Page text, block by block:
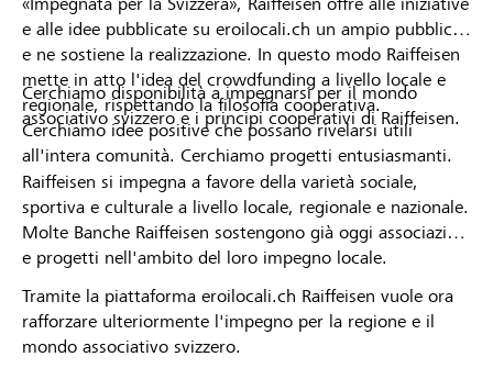
e alle idee pubblicate su eroilocali.ch un ampio pubblico
e ne sostiene la realizzazione. In questo modo Raiffeisen
mette in atto l'idea del crowdfunding a livello locale e
regionale, rispettando la filosofia cooperativa.
Cerchiamo idee positive che possano rivelarsi utili
all'intera comunità. Cerchiamo progetti entusiasmanti.
Cerchiamo disponibilità a impegnarsi per il mondo
associativo svizzero e i principi cooperativi di Raiffeisen.
Raiffeisen si impegna a favore della varietà sociale,
sportiva e culturale a livello locale, regionale e nazionale.
Molte Banche Raiffeisen sostengono già oggi associazioni
e progetti nell'ambito del loro impegno locale.
Tramite la piattaforma eroilocali.ch Raiffeisen vuole ora
rafforzare ulteriormente l'impegno per la regione e il
mondo associativo svizzero.